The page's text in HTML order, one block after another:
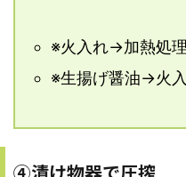
※火入れ→加熱処理
※生揚げ醤油→火
④漬け物器で圧搾